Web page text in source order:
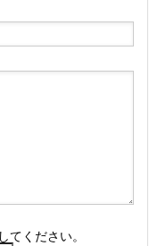
てください。